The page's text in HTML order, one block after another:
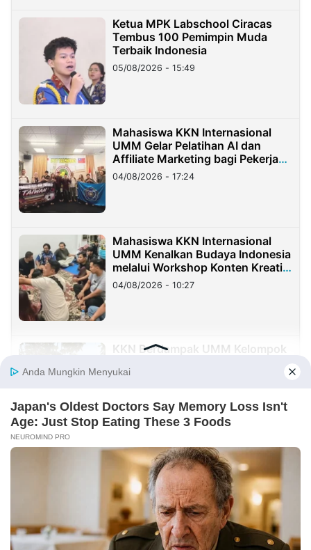
Ketua MPK Labschool Ciracas
Tembus 100 Pemimpin Muda
Terbaik Indonesia
05/08/2026 - 15:49
Mahasiswa KKN Internasional
UMM Gelar Pelatihan AI dan
Affiliate Marketing bagi Pekerja
Migran Indonesia di Taiwan
04/08/2026 - 17:24
Mahasiswa KKN Internasional
UMM Kenalkan Budaya Indonesia
melalui Workshop Konten Kreatif
di Taiwan
04/08/2026 - 10:27
KKN Berdampak UMM Kelompok
1 Karangrejo
Yang Mahal Bukan Suara Rakyat
29/07/2026 - 00:37